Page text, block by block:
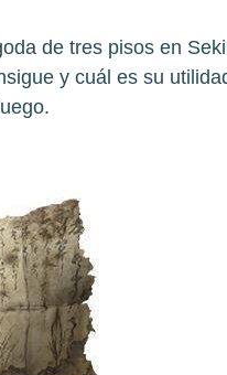
de tres pisos en
y cuál es su